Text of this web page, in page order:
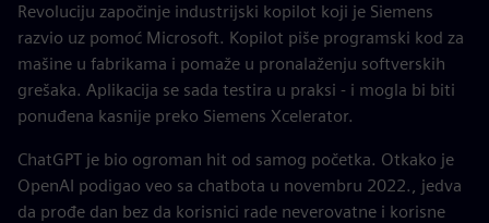
Revoluciju započinje industrijski kopilot koji je Siemens
razvio uz pomoć Microsoft. Kopilot piše programski kod za
mašine u fabrikama i pomaže u pronalaženju softverskih
grešaka. Aplikacija se sada testira u praksi - i mogla bi biti
ponuđena kasnije preko Siemens Xcelerator.
ChatGPT je bio ogroman hit od samog početka. Otkako je
OpenAI podigao veo sa chatbota u novembru 2022., jedva
da prođe dan bez da korisnici rade neverovatne i korisne